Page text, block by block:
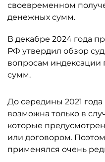
своевременном
денежных сумм.
В декабре 2024 года
РФ утвердил обзор
вопросам
сумм.
До середины 2021
возможна только в
которые
или договором.
применялся очень